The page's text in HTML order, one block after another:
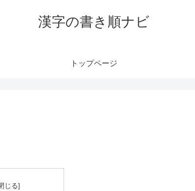
漢字の書き順ナビ
トップページ